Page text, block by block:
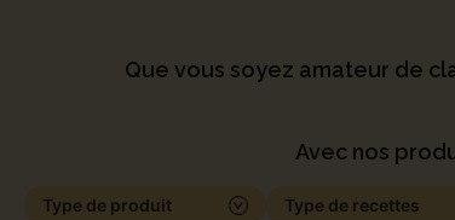
Que vous soyez amateur de
Avec nos
Type de produit Type de recettes